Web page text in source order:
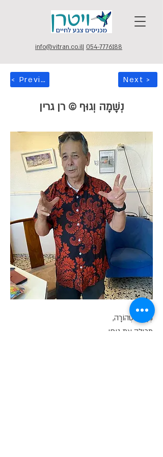
info@vitran.co.il| 054-7776188
< Previous Next >
נְשָׁמָה וְגוּף © רן גרין
נְשָׁמָה טְהוֹרָה,
מְכִילָה אֶת גּוּפִי.